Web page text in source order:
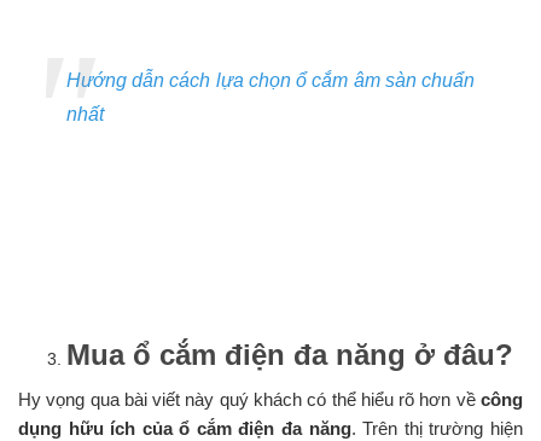
Hướng dẫn cách lựa chọn ổ cắm âm sàn chuẩn
nhất
Mua ổ cắm điện đa năng ở đâu?
Hy vọng qua bài viết này quý khách có thể hiểu rõ hơn về công
dụng hữu ích của ổ cắm điện đa năng. Trên thị trường hiện